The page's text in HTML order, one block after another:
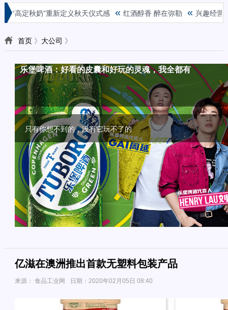
定秋奶”重新定义秋天仪式感 « 红酒醇香 醉在弥勒 « 兴趣经营丨
首页》 大公司 》
颜值？口味？话题？撩人的高品质新茶饮一个都不能少
“奶油+”，能否成为饮品下一风口？
植物基风口，植选率先定义植物奶
植物基来势汹汹， 植选率先发力多维度定义植物奶
乐堡啤酒：好看的皮囊和好玩的灵魂，我全都有
只有你想不到的，没有它玩不了的
益达雪融糖新品上市，给“打工人”一个放松的圣诞
益达雪融薄荷糖今年10月上市，被称为益达历史上的划时代之作
让消费者主动来“撩”， 味可滋如何做到的？
面对独立自主意识觉醒的Z世代，你得够潮流，够会玩。
亿滋在澳洲推出首款无塑料包装产品
来源： 食品工业网 日期：2020年02月05日 08:40